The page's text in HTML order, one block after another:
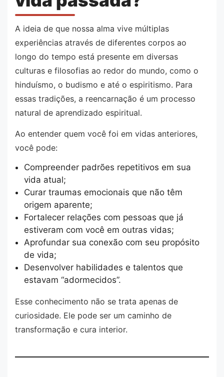
A ideia de que nossa alma vive múltiplas
experiências através de diferentes corpos ao
longo do tempo está presente em diversas
culturas e filosofias ao redor do mundo, como o
hinduísmo, o budismo e até o espiritismo. Para
essas tradições, a reencarnação é um processo
natural de aprendizado espiritual.
Ao entender quem você foi em vidas anteriores,
você pode:
Compreender padrões repetitivos em sua
vida atual;
Curar traumas emocionais que não têm
origem aparente;
Fortalecer relações com pessoas que já
estiveram com você em outras vidas;
Aprofundar sua conexão com seu propósito
de vida;
Desenvolver habilidades e talentos que
estavam “adormecidos”.
Esse conhecimento não se trata apenas de
curiosidade. Ele pode ser um caminho de
transformação e cura interior.